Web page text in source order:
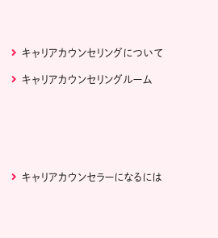
キャリアカウンセリングについて
キャリアカウンセリングルーム
キャリアカウンセラーになるには